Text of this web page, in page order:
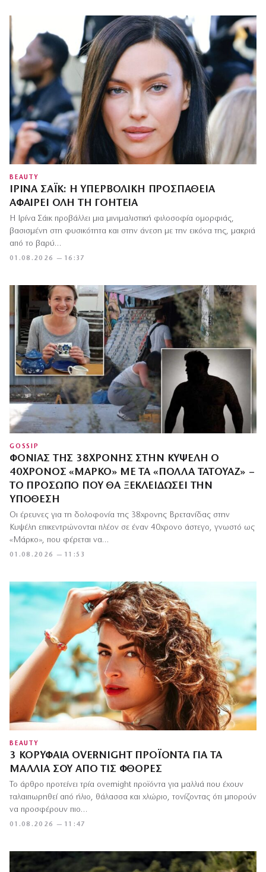
BEAUTY
ΙΡΊΝΑ ΣΆΙΚ: Η ΥΠΕΡΒΟΛΙΚΉ ΠΡΟΣΠΆΘΕΙΑ
ΑΦΑΙΡΕΊ ΌΛΗ ΤΗ ΓΟΗΤΕΊΑ
01.08.2026 — 16:37
Η Ιρίνα Σάικ προβάλλει μια μινιμαλιστική φιλοσοφία ομορφιάς,
βασισμένη στη φυσικότητα και στην άνεση με την εικόνα της, μακριά
από το βαρύ…
GOSSIP
ΦΟΝΙΆΣ ΤΗΣ 38ΧΡΟΝΗΣ ΣΤΗΝ ΚΥΨΈΛΗ Ο
40ΧΡΟΝΟΣ «ΜΆΡΚΟ» ΜΕ ΤΑ «ΠΟΛΛΆ ΤΑΤΟΥΆΖ» –
ΤΟ ΠΡΌΣΩΠΟ ΠΟΥ ΘΑ ΞΕΚΛΕΙΔΏΣΕΙ ΤΗΝ
ΥΠΌΘΕΣΗ
01.08.2026 — 11:53
Οι έρευνες για τη δολοφονία της 38χρονης Βρετανίδας στην
Κυψέλη επικεντρώνονται πλέον σε έναν 40χρονο άστεγο, γνωστό ως
«Μάρκο», που φέρεται να…
BEAUTY
3 ΚΟΡΥΦΑΊΑ OVERNIGHT ΠΡΟΪΌΝΤΑ ΓΙΑ ΤΑ
ΜΑΛΛΙΆ ΣΟΥ ΑΠΌ ΤΙΣ ΦΘΟΡΈΣ
01.08.2026 — 11:47
Το άρθρο προτείνει τρία overnight προϊόντα για μαλλιά που έχουν
ταλαιπωρηθεί από ήλιο, θάλασσα και χλώριο, τονίζοντας ότι μπορούν
να προσφέρουν πιο…